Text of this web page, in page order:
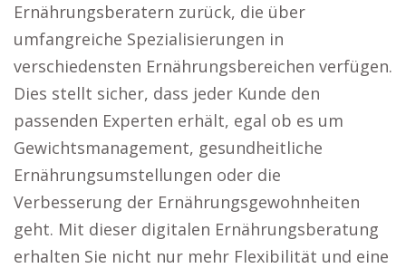
Ernährungsberatern zurück, die über
umfangreiche Spezialisierungen in
verschiedensten Ernährungsbereichen verfügen.
Dies stellt sicher, dass jeder Kunde den
passenden Experten erhält, egal ob es um
Gewichtsmanagement, gesundheitliche
Ernährungsumstellungen oder die
Verbesserung der Ernährungsgewohnheiten
geht. Mit dieser digitalen Ernährungsberatung
erhalten Sie nicht nur mehr Flexibilität und eine